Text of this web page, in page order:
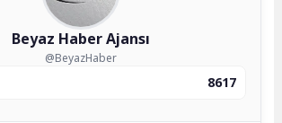
Beyaz Haber Ajansı
@BeyazHaber
8617